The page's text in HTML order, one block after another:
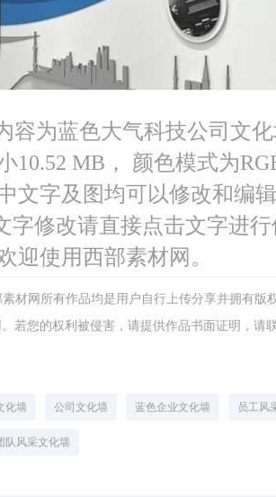
容为蓝色大气科技公司文
10.52 MB， 颜色模式为
文字及图均可以修改和编
字修改请直接点击文字进
迎使用西部素材网。
材网所有作品均是用户自行上传分享并拥有
若您的权利被侵害，请提供作品书面证明，请
化墙 公司文化墙 蓝色企业文化墙 员工风
队风采文化墙